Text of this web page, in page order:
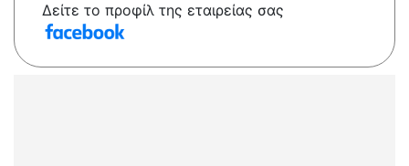
Δείτε το προφίλ της εταιρείας σας